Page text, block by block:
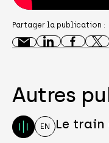
Partager la publication :
Autres
EN Le train